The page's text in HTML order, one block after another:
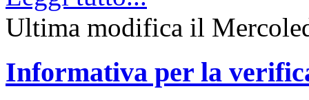
Ultima modifica il
Informativa per la